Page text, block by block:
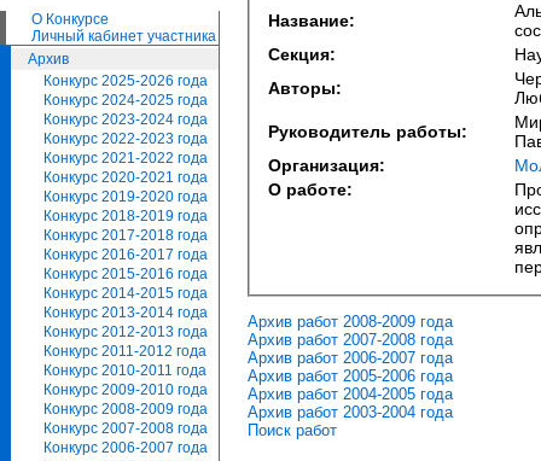
О Конкурсе
Личный кабинет участника
Архив
Конкурс 2025-2026 года
Конкурс 2024-2025 года
Конкурс 2023-2024 года
Конкурс 2022-2023 года
Конкурс 2021-2022 года
Конкурс 2020-2021 года
Конкурс 2019-2020 года
Конкурс 2018-2019 года
Конкурс 2017-2018 года
Конкурс 2016-2017 года
Конкурс 2015-2016 года
Конкурс 2014-2015 года
Конкурс 2013-2014 года
Конкурс 2012-2013 года
Конкурс 2011-2012 года
Конкурс 2010-2011 года
Конкурс 2009-2010 года
Конкурс 2008-2009 года
Конкурс 2007-2008 года
Конкурс 2006-2007 года
Название:
Секция:
Авторы:
Руководитель работы:
Организация:
О работе:
Архив работ 2008-2009 года
Архив работ 2007-2008 года
Архив работ 2006-2007 года
Архив работ 2005-2006 года
Архив работ 2004-2005 года
Архив работ 2003-2004 года
Поиск работ